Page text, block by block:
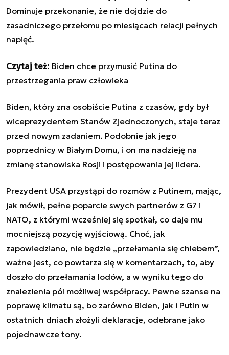
Dominuje przekonanie, że nie dojdzie do
zasadniczego przełomu po miesiącach relacji pełnych
napięć.
Czytaj też: Biden chce przymusić Putina do
przestrzegania praw człowieka
Biden, który zna osobiście Putina z czasów, gdy był
wiceprezydentem Stanów Zjednoczonych, staje teraz
przed nowym zadaniem. Podobnie jak jego
poprzednicy w Białym Domu, i on ma nadzieję na
zmianę stanowiska Rosji i postępowania jej lidera.
Prezydent USA przystąpi do rozmów z Putinem, mając,
jak mówił, pełne poparcie swych partnerów z G7 i
NATO, z którymi wcześniej się spotkał, co daje mu
mocniejszą pozycję wyjściową. Choć, jak
zapowiedziano, nie będzie „przełamania się chlebem”,
ważne jest, co powtarza się w komentarzach, to, aby
doszło do przełamania lodów, a w wyniku tego do
znalezienia pól możliwej współpracy. Pewne szanse na
poprawę klimatu są, bo zarówno Biden, jak i Putin w
ostatnich dniach złożyli deklaracje, odebrane jako
pojednawcze tony.